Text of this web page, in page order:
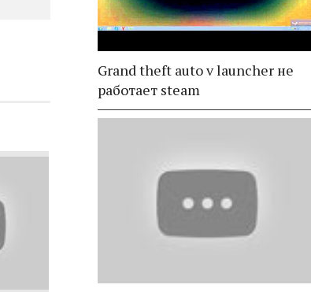
Grand theft auto v launcher не
работает steam